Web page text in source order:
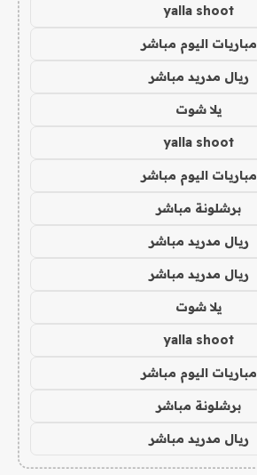
yalla shoot
مباريات اليوم مباشر
ريال مدريد مباشر
يلا شوت
yalla shoot
مباريات اليوم مباشر
برشلونة مباشر
ريال مدريد مباشر
ريال مدريد مباشر
يلا شوت
yalla shoot
مباريات اليوم مباشر
برشلونة مباشر
ريال مدريد مباشر